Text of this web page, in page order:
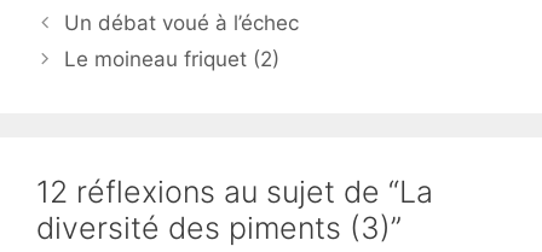
Un débat voué à l’échec
Le moineau friquet (2)
12 réflexions au sujet de “La
diversité des piments (3)”